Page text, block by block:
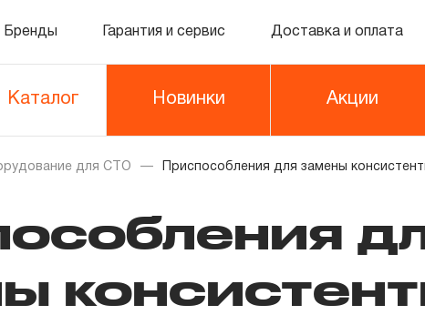
Бренды Гарантия и сервис Доставка и оплата
Каталог Новинки Акции
для СТО Приспособления для замены